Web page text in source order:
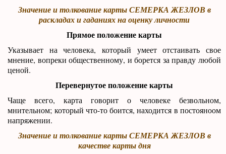
Значение и толкование карты СЕМЕРКА ЖЕЗЛОВ в
раскладах и гаданиях на оценку личности
Прямое положение карты
Указывает на человека, который умеет отстаивать свое
мнение, вопреки общественному, и борется за правду любой
ценой.
Перевернутое положение карты
Чаще всего, карта говорит о человеке безвольном,
мнительном; который что-то боится, находится в постояноом
напряжении.
Значение и толкование карты СЕМЕРКА ЖЕЗЛОВ в
качестве карты дня